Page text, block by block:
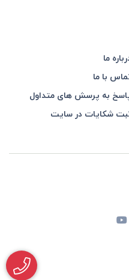
ما
با ما
به پرسش های متداول
شکایات در سایت